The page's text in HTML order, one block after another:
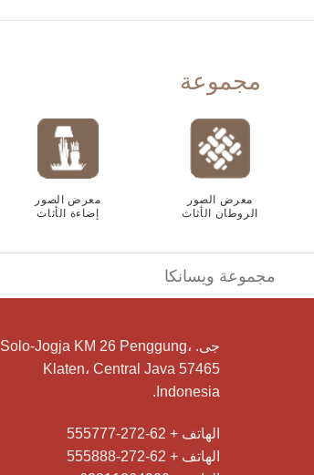
مجموعة
معرض الصور
الروطان الأثاث
معرض الصور
إضاءة الأثاث
مجموعة ويسانكا
جى. Solo-Jogja KM 26 Penggung،
Klaten، Central Java 57465
Indonesia.
الهاتف + 62-272-555777
الهاتف + 62-272-555888